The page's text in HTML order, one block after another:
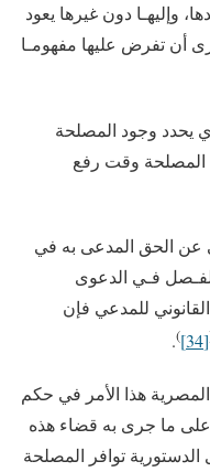
وإليهـا دون غيرها يعود
أن تفرض عليها مفهومـا
يحدد وجود المصلحة
المصلحة وقت رفع
عن الحق المدعى به في
فـي الدعوى
للمدعي فإن
[34]
)
.
هذا الأمر في حكم
ما جرى به قضاء هذه
توافر المصلحة